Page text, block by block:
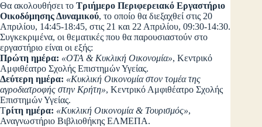
Θα ακολουθήσει το Τριήμερο Περιφερειακό Εργαστήριο
Οικοδόμησης Δυναμικού, το οποίο θα διεξαχθεί στις 20
Απριλίου, 14:45-18:45, στις 21 και 22 Απριλίου, 09:30-14:30.
Συγκεκριμένα, οι θεματικές που θα παρουσιαστούν στο
εργαστήριο είναι οι εξής:
Πρώτη ημέρα: «ΟΤΑ & Κυκλική Οικονομία», Κεντρικό
Αμφιθέατρο Σχολής Επιστημών Υγείας.
Δεύτερη ημέρα: «Κυκλική Οικονομία στον τομέα της
αγροδιατροφής στην Κρήτη», Κεντρικό Αμφιθέατρο Σχολής
Επιστημών Υγείας.
Τρίτη ημέρα: «Κυκλική Οικονομία & Τουρισμός»,
Αναγνωστήριο Βιβλιοθήκης ΕΛΜΕΠΑ.